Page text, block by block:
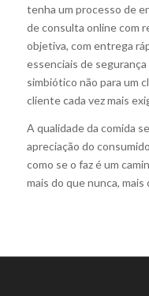
tenha um processo de
de consulta online com
objetiva, com entrega
essenciais de
simbiótico não para um
cliente cada vez mais
A qualidade da comida
apreciação do
como se o faz é um
mais do que nunca,